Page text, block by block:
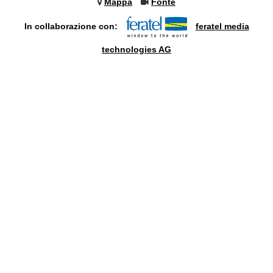
In collaborazione con: feratel media
technologies AG